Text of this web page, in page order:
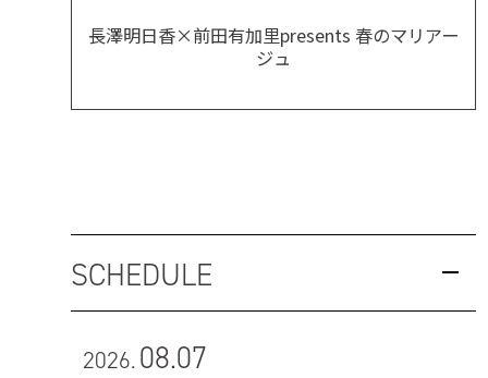
長澤明日香×前田有加里presents 春のマリアー
ジュ
SCHEDULE
2026.08.07